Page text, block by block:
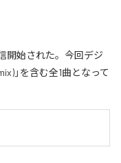
開始された。今回デジ
」を含む全1曲となって